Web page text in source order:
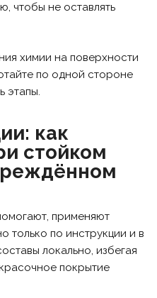
чтобы не оставлять
химии на поверхности
по одной стороне
этапы.
как
стойком
применяют
только по инструкции и в
локально, избегая
покрытие